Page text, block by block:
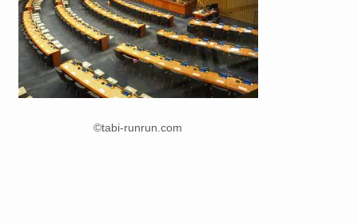
©tabi-runrun.com